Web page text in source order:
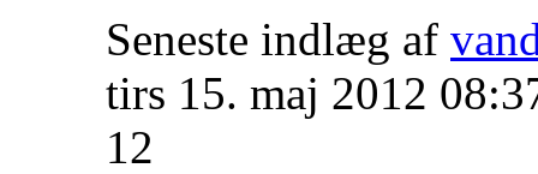
Seneste indlæg af
tirs 15. maj 2012
12